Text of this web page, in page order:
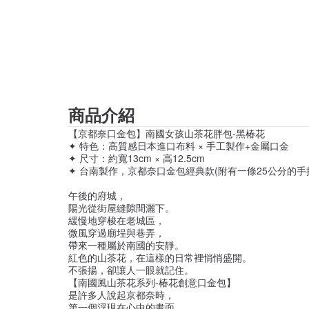
商品介紹
【京都奈口金包】南國女孩山茶花胖包-黑椿花
✦ 特色：高質感日本進口布料 × 手工製作+金屬口金
✦ 尺寸：約寬13cm × 高12.5cm
✦ 台南製作，京都奈口金包經典款(附有一條25公分的手
午後的府城，
陽光從街屋縫隙間灑下。
緩慢地穿梭在老城區，
微風穿過廟埕與巷弄，
帶來一種屬於南國的安靜。
紅色的山茶花，在這樣的日常裡悄悄盛開。
不張揚，卻讓人一眼就記住。
【南國風山茶花系列-椿花創意口金包】
是許多人說起京都奈時，